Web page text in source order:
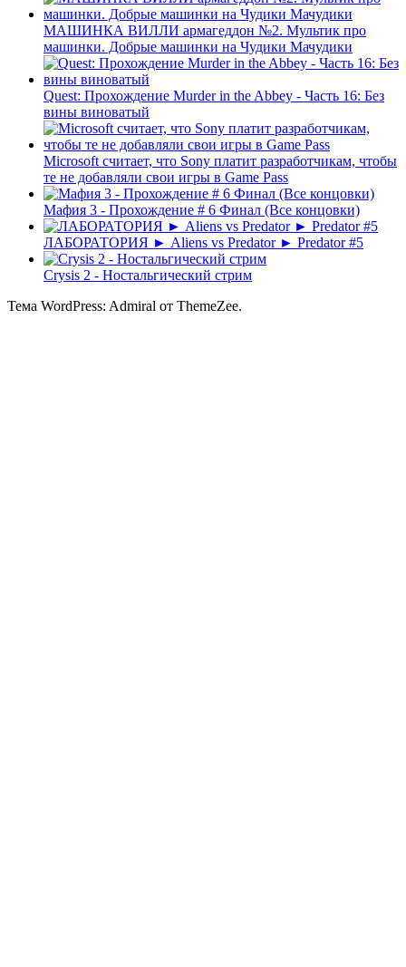
МАШИНКА ВИЛЛИ армагеддон №2. Мультик про
машинки. Добрые машинки на Чудики Мачудики
Quest: Прохождение Murder in the Abbey - Часть 16: Без
вины виноватый
Microsoft считает, что Sony платит разработчикам, чтобы
те не добавляли свои игры в Game Pass
Мафия 3 - Прохождение # 6 Финал (Все концовки)
ЛАБОРАТОРИЯ ► Aliens vs Predator ► Predator #5
Crysis 2 - Ностальгический стрим
Тема WordPress: Admiral от ThemeZee.